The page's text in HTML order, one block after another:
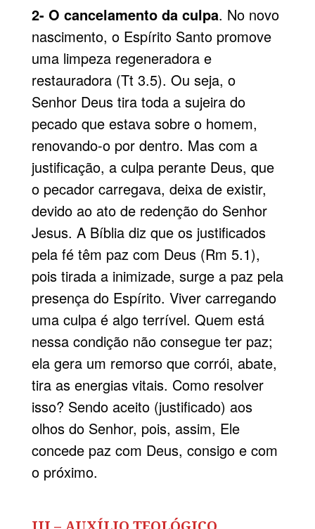
2- O cancelamento da culpa. No novo
nascimento, o Espírito Santo promove
uma limpeza regeneradora e
restauradora (Tt 3.5). Ou seja, o
Senhor Deus tira toda a sujeira do
pecado que estava sobre o homem,
renovando-o por dentro. Mas com a
justificação, a culpa perante Deus, que
o pecador carregava, deixa de existir,
devido ao ato de redenção do Senhor
Jesus. A Bíblia diz que os justificados
pela fé têm paz com Deus (Rm 5.1),
pois tirada a inimizade, surge a paz pela
presença do Espírito. Viver carregando
uma culpa é algo terrível. Quem está
nessa condição não consegue ter paz;
ela gera um remorso que corrói, abate,
tira as energias vitais. Como resolver
isso? Sendo aceito (justificado) aos
olhos do Senhor, pois, assim, Ele
concede paz com Deus, consigo e com
o próximo.